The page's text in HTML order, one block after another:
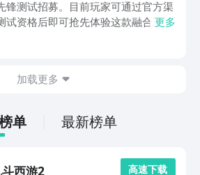
锋测试招募。目前玩家可通过官方渠
试资格后即可抢先体验这款融合王者
玩法。《王者万象棋》最新下载预
更多
加载更多
单 最新榜单
西游2 高 速 下 载